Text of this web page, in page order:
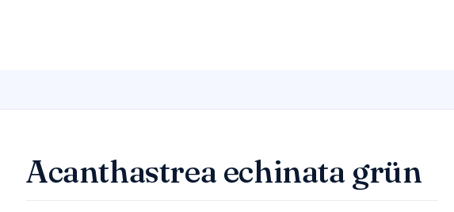
Acanthastrea echinata grün